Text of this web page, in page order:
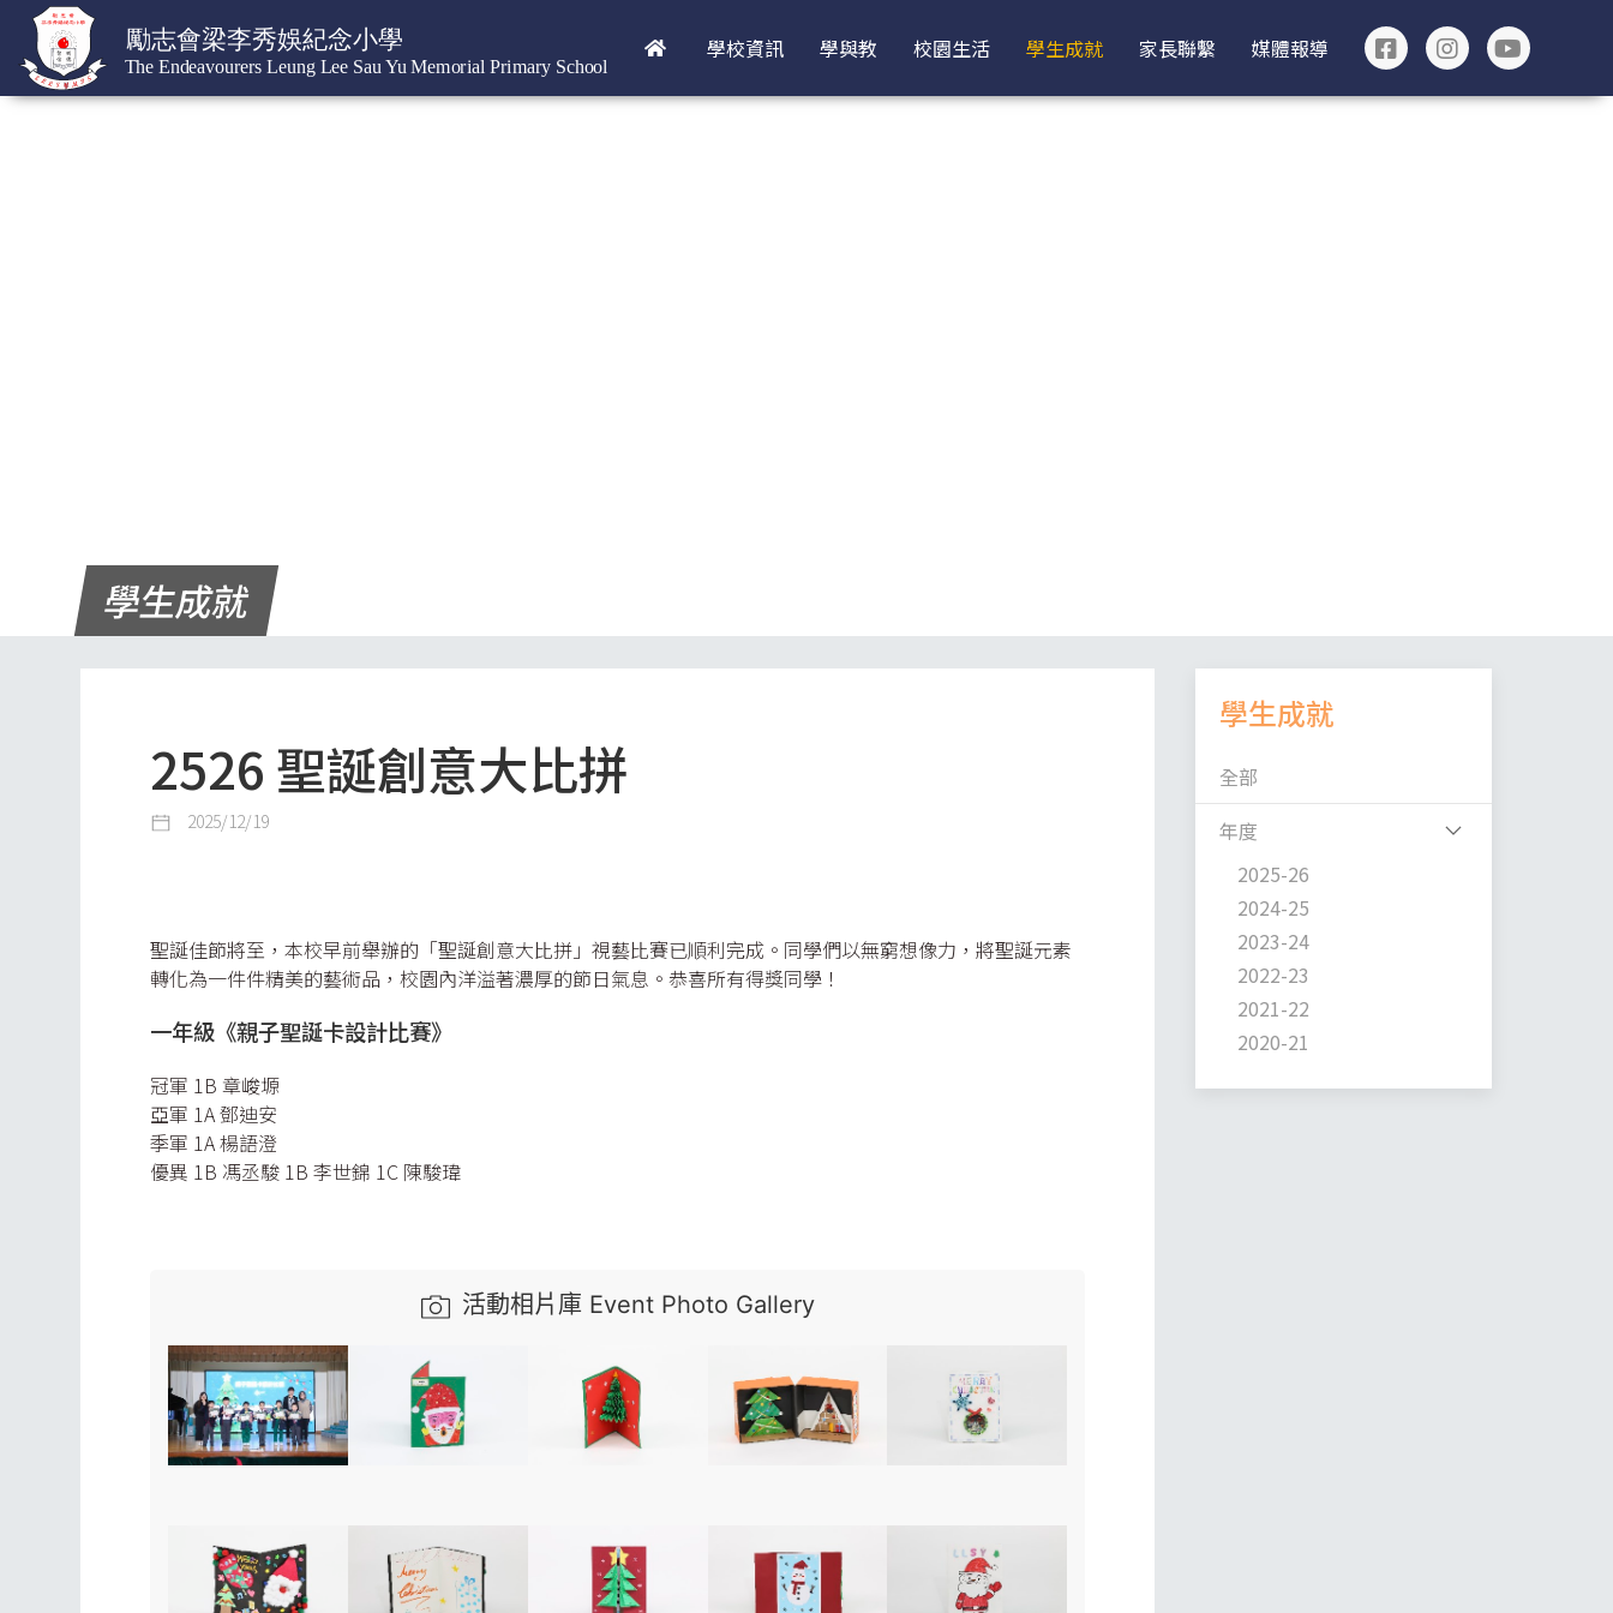
學校資訊 學與教 校園生活 學生成就 家長聯繫 媒體報導
學生成就
2526 聖誕創意大比拼
2025/12/19
聖誕佳節將至，本校早前舉辦的「聖誕創意大比拼」視藝比賽已順利完成。同學們以無窮想像力，將聖誕元素
轉化為一件件精美的藝術品，校園內洋溢著濃厚的節日氣息。恭喜所有得獎同學！
一年級《親子聖誕卡設計比賽》
冠軍 1B 章峻塬
亞軍 1A 鄧迪安
季軍 1A 楊語澄
優異 1B 馮丞駿 1B 李世錦 1C 陳駿瑋
活動相片庫 Event Photo Gallery
學生成就
全部
年度
2025-26
2024-25
2023-24
2022-23
2021-22
2020-21